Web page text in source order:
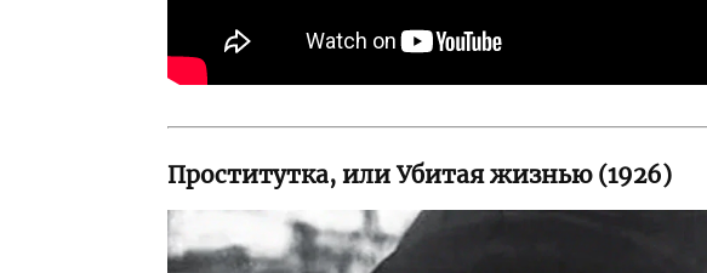
Проститутка, или Убитая жизнью (1926)